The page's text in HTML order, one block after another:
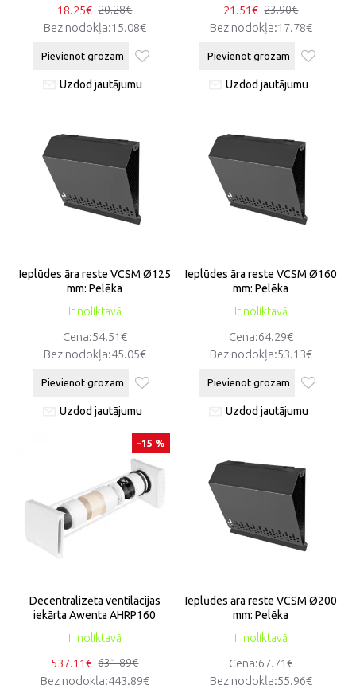
18.25€ 20.28€
Bez nodokļa:15.08€
Pievienot grozam
Uzdod jautājumu
21.51€ 23.90€
Bez nodokļa:17.78€
Pievienot grozam
Uzdod jautājumu
Ir noliktavā
Ieplūdes āra reste VCSM Ø125
mm: Pelēka
Cena:54.51€
Bez nodokļa:45.05€
Pievienot grozam
Uzdod jautājumu
Ir noliktavā
Ieplūdes āra reste VCSM Ø160
mm: Pelēka
Cena:64.29€
Bez nodokļa:53.13€
Pievienot grozam
Uzdod jautājumu
-15 %
Ir noliktavā
Decentralizēta ventilācijas
iekārta Awenta AHRP160
537.11€ 631.89€
Bez nodokļa:443.89€
Ir noliktavā
Ieplūdes āra reste VCSM Ø200
mm: Pelēka
Cena:67.71€
Bez nodokļa:55.96€